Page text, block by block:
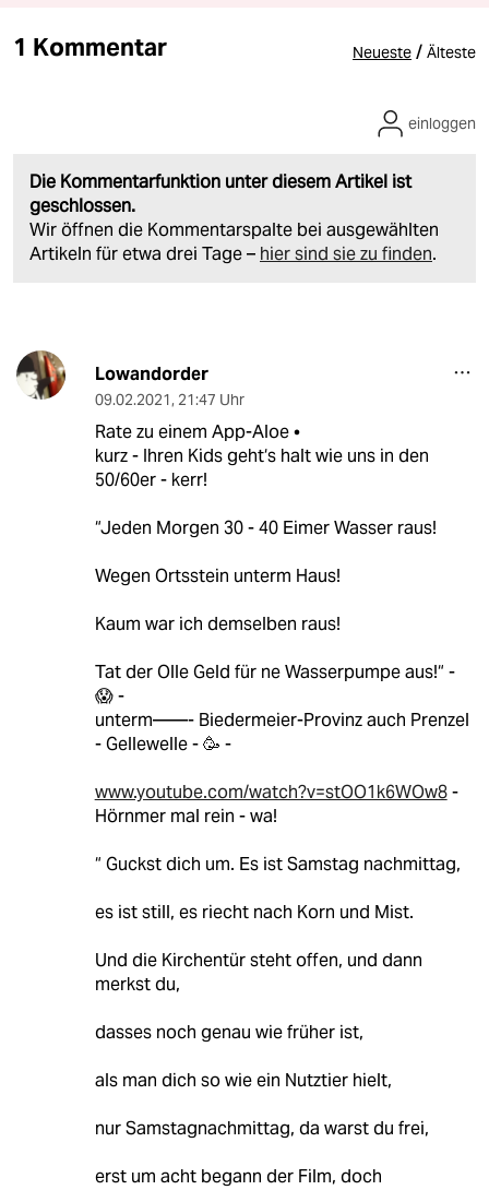
1 Kommentar Neueste / Älteste
Die Kommentarfunktion unter diesem Artikel ist
geschlossen.
Wir öffnen die Kommentarspalte bei ausgewählten
Artikeln für etwa drei Tage – hier sind sie zu finden.
einloggen
Lowandorder
09.02.2021, 21:47 Uhr
Rate zu einem App-Aloe •
kurz - Ihren Kids geht‘s halt wie uns in den
50/60er - kerr!
“Jeden Morgen 30 - 40 Eimer Wasser raus!
Wegen Ortsstein unterm Haus!
Kaum war ich demselben raus!
Tat der Olle Geld für ne Wasserpumpe aus!“ -
😱 -
unterm——- Biedermeier-Provinz auch Prenzel
- Gellewelle - 🥳 -
www.youtube.com/watch?v=stOO1k6WOw8-
Hörnmer mal rein - wa!
“ Guckst dich um. Es ist Samstag nachmittag,
es ist still, es riecht nach Korn und Mist.
Und die Kirchentür steht offen, und dann
merkst du,
dasses noch genau wie früher ist,
als man dich so wie ein Nutztier hielt,
nur Samstagnachmittag, da warst du frei,
erst um acht begann der Film, doch